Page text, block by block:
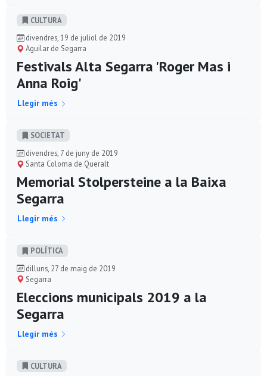
CULTURA
divendres, 19 de juliol de 2019
Aguilar de Segarra
Festivals Alta Segarra 'Roger Mas i
Anna Roig'
Llegir més
SOCIETAT
divendres, 7 de juny de 2019
Santa Coloma de Queralt
Memorial Stolpersteine a la Baixa
Segarra
Llegir més
POLÍ­TICA
dilluns, 27 de maig de 2019
Segarra
Eleccions municipals 2019 a la
Segarra
Llegir més
CULTURA